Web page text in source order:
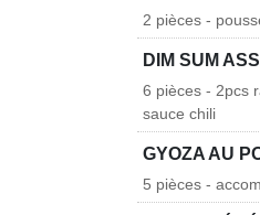
2 pièces -
DIM SUM
6 pièces - 2pcs
sauce chili
GYOZA AU
5 pièces -